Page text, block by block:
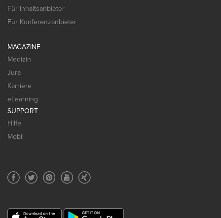
Für Inhaltsanbieter
Für Konferenzanbieter
MAGAZINE
Medizin
Jura
Karriere
eLearning
SUPPORT
Hilfe
Mobil